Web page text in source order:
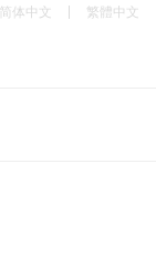
简体中文 繁體中文